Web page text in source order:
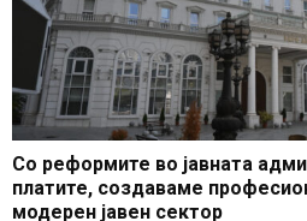
Со реформите во јавната
платите, создаваме
модерен јавен сектор